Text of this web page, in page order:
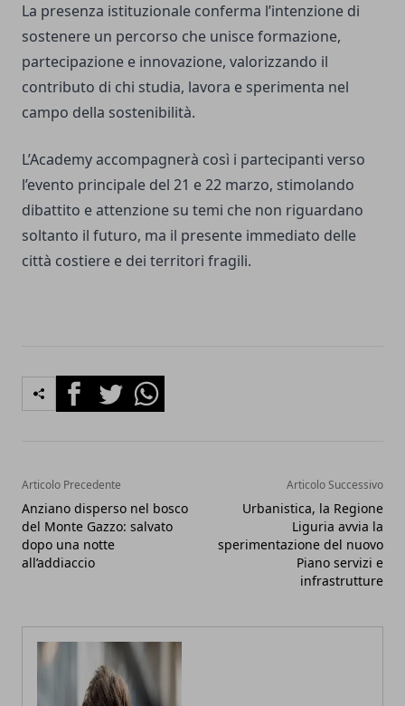
La presenza istituzionale conferma l’intenzione di
sostenere un percorso che unisce formazione,
partecipazione e innovazione, valorizzando il
contributo di chi studia, lavora e sperimenta nel
campo della sostenibilità.
L’Academy accompagnerà così i partecipanti verso
l’evento principale del 21 e 22 marzo, stimolando
dibattito e attenzione su temi che non riguardano
soltanto il futuro, ma il presente immediato delle
città costiere e dei territori fragili.
FacebookTwitterWhatsapp
Articolo Precedente
Anziano disperso nel bosco
del Monte Gazzo: salvato
dopo una notte
all’addiaccio
Articolo Successivo
Urbanistica, la Regione
Liguria avvia la
sperimentazione del nuovo
Piano servizi e
infrastrutture